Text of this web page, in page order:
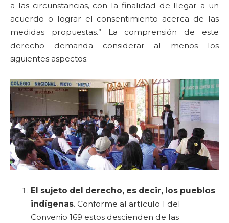
a las circunstancias, con la finalidad de llegar a un
acuerdo o lograr el consentimiento acerca de las
medidas propuestas.” La comprensión de este
derecho demanda considerar al menos los
siguientes aspectos:
El sujeto del derecho, es decir, los pueblos
indígenas. Conforme al artículo 1 del
Convenio 169 estos descienden de las